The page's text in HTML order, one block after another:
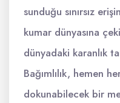
sunduğu sınırsız
kumar dünyasına
dünyadaki karanlık
Bağımlılık, hemen
dokunabilecek bir